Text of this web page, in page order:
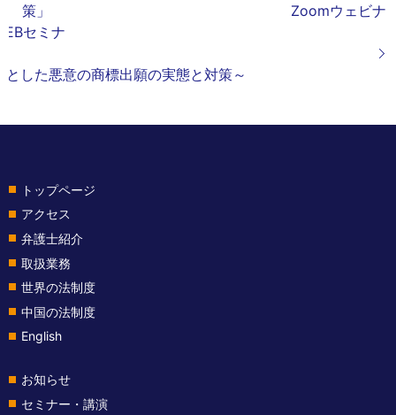
策」 Zoomウェビナー開催
セミナ
した悪意の商標出願の実態と対策～
トップページ
アクセス
弁護士紹介
取扱業務
世界の法制度
中国の法制度
English
お知らせ
セミナー・講演